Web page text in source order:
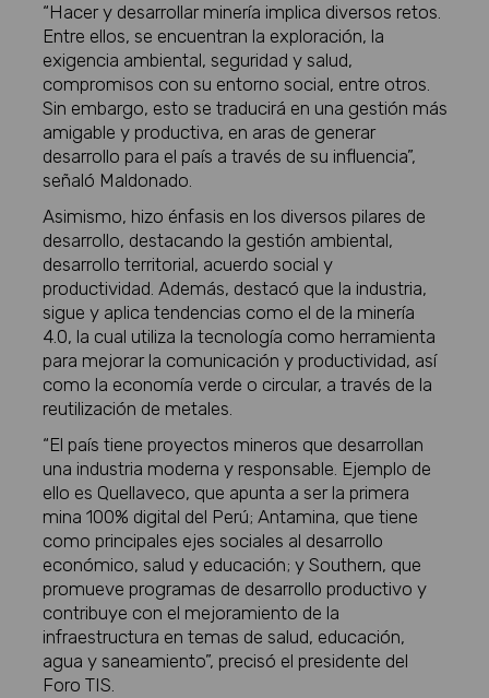
“Hacer y desarrollar minería implica diversos retos.
Entre ellos, se encuentran la exploración, la
exigencia ambiental, seguridad y salud,
compromisos con su entorno social, entre otros.
Sin embargo, esto se traducirá en una gestión más
amigable y productiva, en aras de generar
desarrollo para el país a través de su influencia”,
señaló Maldonado.
Asimismo, hizo énfasis en los diversos pilares de
desarrollo, destacando la gestión ambiental,
desarrollo territorial, acuerdo social y
productividad. Además, destacó que la industria,
sigue y aplica tendencias como el de la minería
4.0, la cual utiliza la tecnología como herramienta
para mejorar la comunicación y productividad, así
como la economía verde o circular, a través de la
reutilización de metales.
“El país tiene proyectos mineros que desarrollan
una industria moderna y responsable. Ejemplo de
ello es Quellaveco, que apunta a ser la primera
mina 100% digital del Perú; Antamina, que tiene
como principales ejes sociales al desarrollo
económico, salud y educación; y Southern, que
promueve programas de desarrollo productivo y
contribuye con el mejoramiento de la
infraestructura en temas de salud, educación,
agua y saneamiento”, precisó el presidente del
Foro TIS.